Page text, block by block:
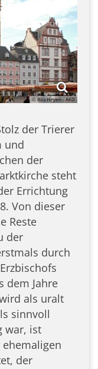
© Rita Heyen - AKD
der Trierer
und
der
steht
Errichtung
Von dieser
Reste
der
durch
dem Jahre
als uralt
sinnvoll
war, ist
der